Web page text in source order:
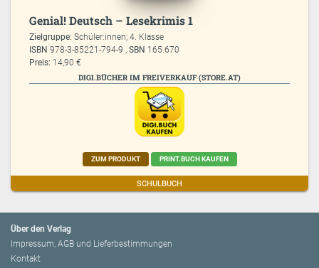
Genial! Deutsch – Lesekrimis 1
Zielgruppe:Schüler:innen; 4. Klasse
ISBN978-3-85221-794-9 ,SBN 165.670
Preis: 14,90 €
DIGI.BÜCHER IM FREIVERKAUF (STORE.AT)
ZUM PRODUKT PRINT.BUCH KAUFEN
SCHULBUCH
Über den Verlag
Impressum, AGB und Lieferbestimmungen
Kontakt